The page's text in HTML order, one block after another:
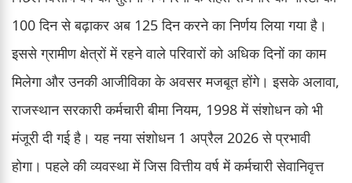
100 दिन से बढ़ाकर अब 125 दिन करने का निर्णय लिया गया है।
इससे ग्रामीण क्षेत्रों में रहने वाले परिवारों को अधिक दिनों का काम
मिलेगा और उनकी आजीविका के अवसर मजबूत होंगे। इसके अलावा,
राजस्थान सरकारी कर्मचारी बीमा नियम, 1998 में संशोधन को भी
मंजूरी दी गई है। यह नया संशोधन 1 अप्रैल 2026 से प्रभावी
होगा। पहले की व्यवस्था में जिस वित्तीय वर्ष में कर्मचारी सेवानिवृत्त